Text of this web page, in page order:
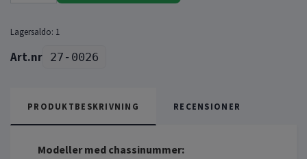
Lagersaldo: 1
27-0026
PRODUKTBESKRIVNING RECENSIONER
Modeller med chassinummer: